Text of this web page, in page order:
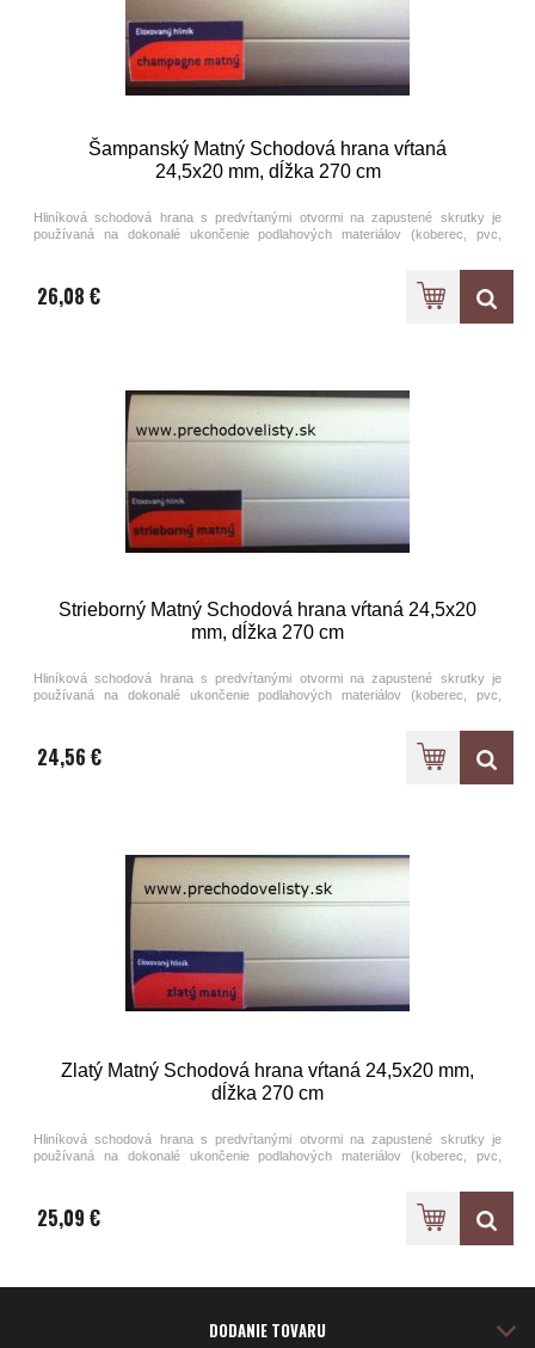
Šampanský Matný Schodová hrana vŕtaná
24,5x20 mm, dĺžka 270 cm
Hliníková schodová hrana s predvŕtanými otvormi na zapustené skrutky je
používaná na dokonalé ukončenie podlahových materiálov (koberec, pvc,
Schodové hrany sú k dispozícii v dvoch základných dĺžkových prevedeniach -
26,08 €
Strieborný Matný Schodová hrana vŕtaná 24,5x20
mm, dĺžka 270 cm
Hliníková schodová hrana s predvŕtanými otvormi na zapustené skrutky je
používaná na dokonalé ukončenie podlahových materiálov (koberec, pvc,
Schodové hrany sú k dispozícii v dvoch základných dĺžkových prevedeniach -
24,56 €
Zlatý Matný Schodová hrana vŕtaná 24,5x20 mm,
dĺžka 270 cm
Hliníková schodová hrana s predvŕtanými otvormi na zapustené skrutky je
používaná na dokonalé ukončenie podlahových materiálov (koberec, pvc,
Schodové hrany sú k dispozícii v dvoch základných dĺžkových prevedeniach -
25,09 €
DODANIE TOVARU